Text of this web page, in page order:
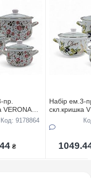
пр.
VERONA
Код: 9178864
₴
Набір ем.3-
скл.кришка
Оливки